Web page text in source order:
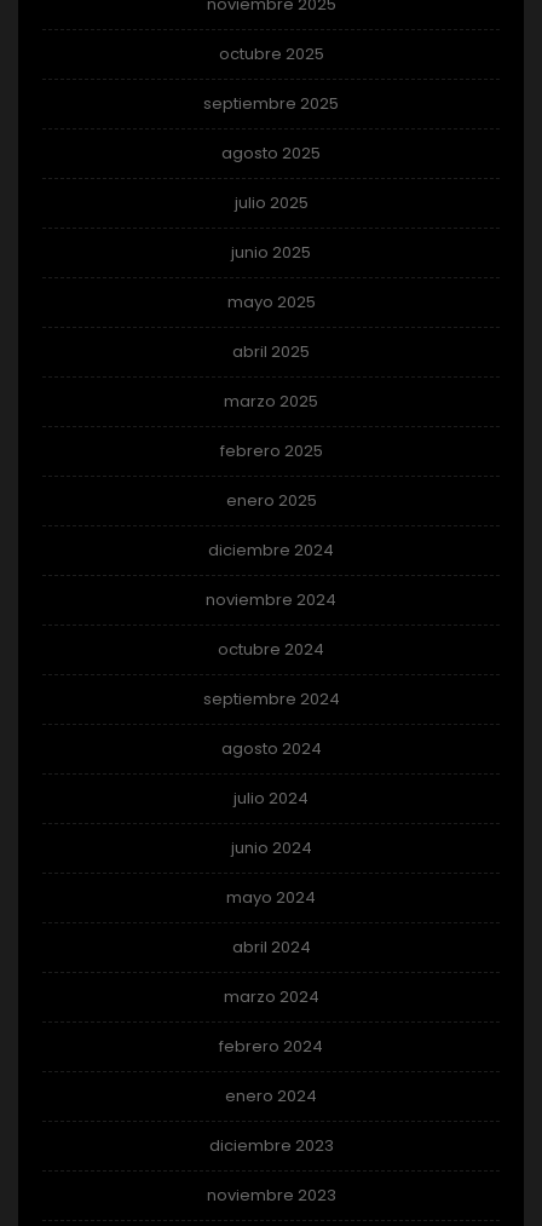
octubre 2025
septiembre 2025
agosto 2025
julio 2025
junio 2025
mayo 2025
abril 2025
marzo 2025
febrero 2025
enero 2025
diciembre 2024
noviembre 2024
octubre 2024
septiembre 2024
agosto 2024
julio 2024
junio 2024
mayo 2024
abril 2024
marzo 2024
febrero 2024
enero 2024
diciembre 2023
noviembre 2023